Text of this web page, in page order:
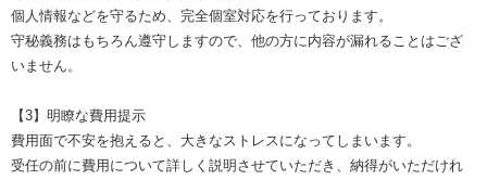
個人情報などを守るため、完全個室対応を行っております。
守秘義務はもちろん遵守しますので、他の方に内容が漏れることはござ
いません。
【3】明瞭な費用提示
費用面で不安を抱えると、大きなストレスになってしまいます。
受任の前に費用について詳しく説明させていただき、納得がいただけれ